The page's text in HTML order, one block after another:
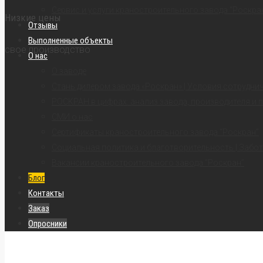
Низкие цены
свое производство
Отзывы
Выполненные объекты
О нас
Блог
Контакты
Заказ
Опросники